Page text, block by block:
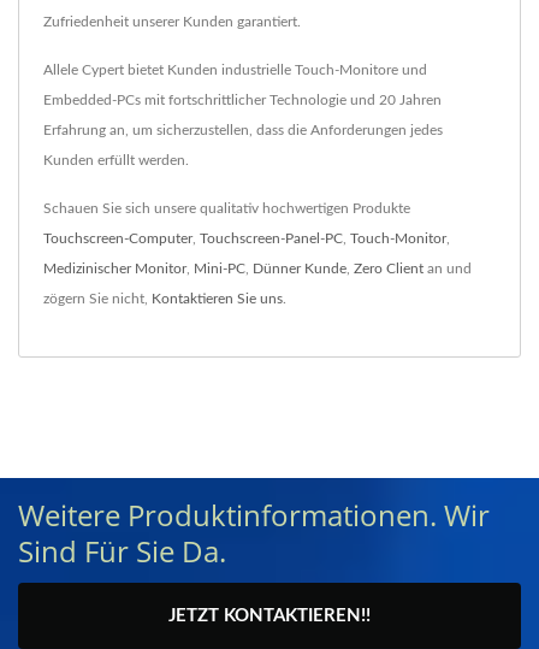
Zufriedenheit unserer Kunden garantiert.
Allele Cypert bietet Kunden industrielle Touch-Monitore und
Embedded-PCs mit fortschrittlicher Technologie und 20 Jahren
Erfahrung an, um sicherzustellen, dass die Anforderungen jedes
Kunden erfüllt werden.
Schauen Sie sich unsere qualitativ hochwertigen Produkte
Touchscreen-Computer, Touchscreen-Panel-PC Touch-Monitor,
Medizinischer Monitor, Mini-PC Dünner Kunde Zero Client an und
zögern Sie nicht, Kontaktieren Sie uns
Weitere Produktinformationen. Wir
Sind Für Sie Da.
JETZT KONTAKTIEREN!!